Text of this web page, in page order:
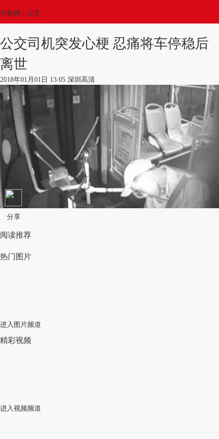
中新网 • 正文
公交司机突发心梗 忍痛将车停稳后
离世
2018年01月01日 13:05 深圳高清
分享
阅读推荐
热门图片
进入图片频道
精彩视频
进入视频频道